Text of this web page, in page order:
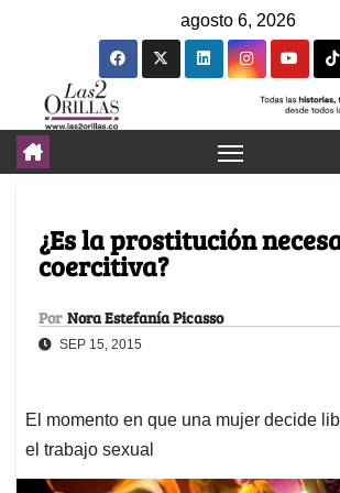
agosto 6, 2026
¿Es la prostitución
coercitiva?
Por Nora Estefanía Picasso
SEP 15, 2015
El momento en que una mujer decide
el trabajo sexual